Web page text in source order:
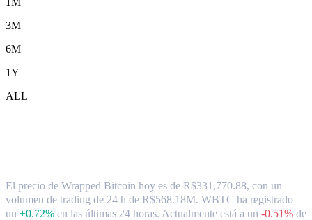
3M
6M
1Y
ALL
El precio de Wrapped Bitcoin hoy es de R$331,770.88, con un
volumen de trading de 24 h de R$568.18M. WBTC ha registrado
un +0.72% en las últimas 24 horas. Actualmente está a un -0.51% de